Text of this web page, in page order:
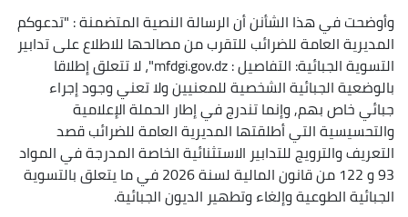
وأوضحت في هذا الشأنن أن الرسالة النصية المتضمنة : "تدعوكم
المديرية العامة للضرائب للتقرب من مصالحها للاطلاع على تدابير
التسوية الجبائية: التفاصيل : mfdgi.gov.dz"، لا تتعلق إطلاقا
بالوضعية الجبائية الشخصية للمعنيين ولا تعني وجود إجراء
جبائي خاص بهم, وإنما تندرج في إطار الحملة الإعلامية
والتحسيسية التي أطلقتها المديرية العامة للضرائب قصد
التعريف والترويج للتدابير الاستثنائية الخاصة المدرجة في المواد
93 و 122 من قانون المالية لسنة 2026 في ما يتعلق بالتسوية
الجبائية الطوعية وإلغاء وتطهير الديون الجبائية.